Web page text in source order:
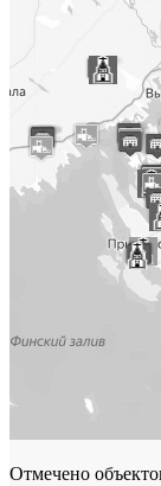
Отмечено